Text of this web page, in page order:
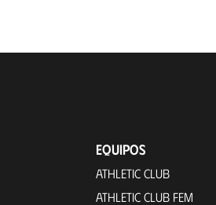
EQUIPOS
ATHLETIC CLUB
ATHLETIC CLUB FEM